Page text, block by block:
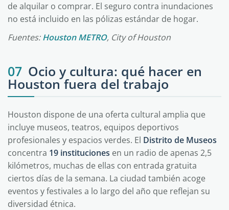
de alquilar o comprar. El seguro contra inundaciones
no está incluido en las pólizas estándar de hogar.
Fuentes:Houston METRO, City of Houston
07 Ocio y cultura: qué hacer en
Houston fuera del trabajo
Houston dispone de una oferta cultural amplia que
incluye museos, teatros, equipos deportivos
profesionales y espacios verdes. El Distrito de Museos
concentra 19 instituciones en un radio de apenas 2,5
kilómetros, muchas de ellas con entrada gratuita
ciertos días de la semana. La ciudad también acoge
eventos y festivales a lo largo del año que reflejan su
diversidad étnica.